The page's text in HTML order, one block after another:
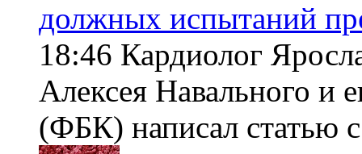
должных испытаний
18:46 Кардиолог
Алексея Навального и
(ФБК) написал статью